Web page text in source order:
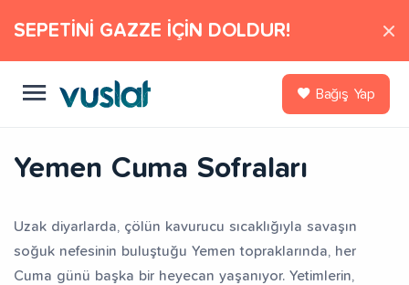
SEPETİNİ GAZZE İÇİN DOLDUR!
Bağış Yap
Yemen Cuma Sofraları
Uzak diyarlarda, çölün kavurucu sıcaklığıyla savaşın
soğuk nefesinin buluştuğu Yemen topraklarında, her
Cuma günü başka bir heyecan yaşanıyor. Yetimlerin,